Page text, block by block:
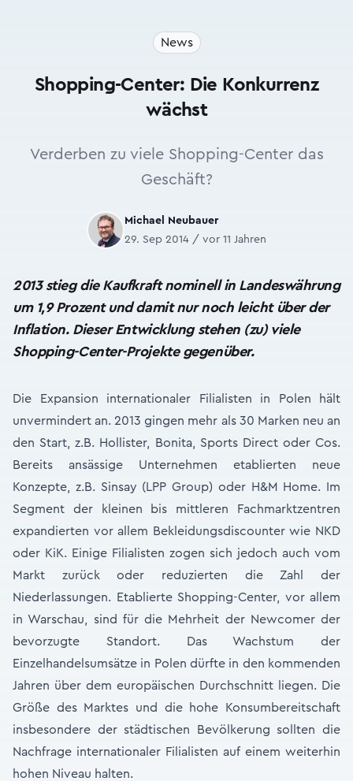
News
Shopping-Center: Die Konkurrenz
wächst
Verderben zu viele Shopping-Center das
Geschäft?
Michael Neubauer
29. Sep 2014 / vor 11 Jahren
2013 stieg die Kaufkraft nominell in Landeswährung
um 1,9 Prozent und damit nur noch leicht über der
Inflation. Dieser Entwicklung stehen (zu) viele
Shopping-Center-Projekte gegenüber.
Die Expansion internationaler Filialisten in Polen hält
unvermindert an. 2013 gingen mehr als 30 Marken neu an
den Start, z.B. Hollister, Bonita, Sports Direct oder Cos.
Bereits ansässige Unternehmen etablierten neue
Konzepte, z.B. Sinsay (LPP Group) oder H&M Home. Im
Segment der kleinen bis mittleren Fachmarktzentren
expandierten vor allem Bekleidungsdiscounter wie NKD
oder KiK. Einige Filialisten zogen sich jedoch auch vom
Markt zurück oder reduzierten die Zahl der
Niederlassungen. Etablierte Shopping-Center, vor allem
in Warschau, sind für die Mehrheit der Newcomer der
bevorzugte Standort. Das Wachstum der
Einzelhandelsumsätze in Polen dürfte in den kommenden
Jahren über dem europäischen Durchschnitt liegen. Die
Größe des Marktes und die hohe Konsumbereitschaft
insbesondere der städtischen Bevölkerung sollten die
Nachfrage internationaler Filialisten auf einem weiterhin
hohen Niveau halten.